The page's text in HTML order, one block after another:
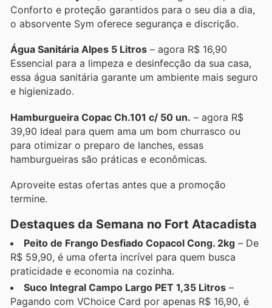
Conforto e proteção garantidos para o seu dia a dia,
o absorvente Sym oferece segurança e discrição.
Água Sanitária Alpes 5 Litros – agora R$ 16,90
Essencial para a limpeza e desinfecção da sua casa,
essa água sanitária garante um ambiente mais seguro
e higienizado.
Hamburgueira Copac Ch.101 c/ 50 un. – agora R$
39,90 Ideal para quem ama um bom churrasco ou
para otimizar o preparo de lanches, essas
hamburgueiras são práticas e econômicas.
Aproveite estas ofertas antes que a promoção
termine.
Destaques da Semana no Fort Atacadista
Peito de Frango Desfiado Copacol Cong. 2kg – De
R$ 59,90, é uma oferta incrível para quem busca
praticidade e economia na cozinha.
Suco Integral Campo Largo PET 1,35 Litros –
Pagando com VChoice Card por apenas R$ 16,90, é